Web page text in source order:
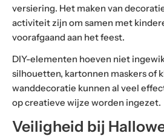
versiering. Het maken van
activiteit zijn om samen met
voorafgaand aan het feest.
DIY-elementen hoeven niet
silhouetten, kartonnen maskers of
wanddecoratie kunnen al veel
op creatieve wijze worden ingezet.
Veiligheid bij